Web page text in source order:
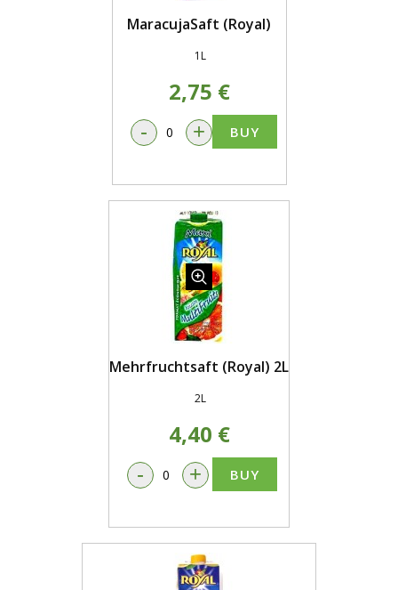
MaracujaSaft (Royal)
1L
2,75 €
- + BUY
Mehrfruchtsaft (Royal) 2L
2L
4,40 €
- + BUY